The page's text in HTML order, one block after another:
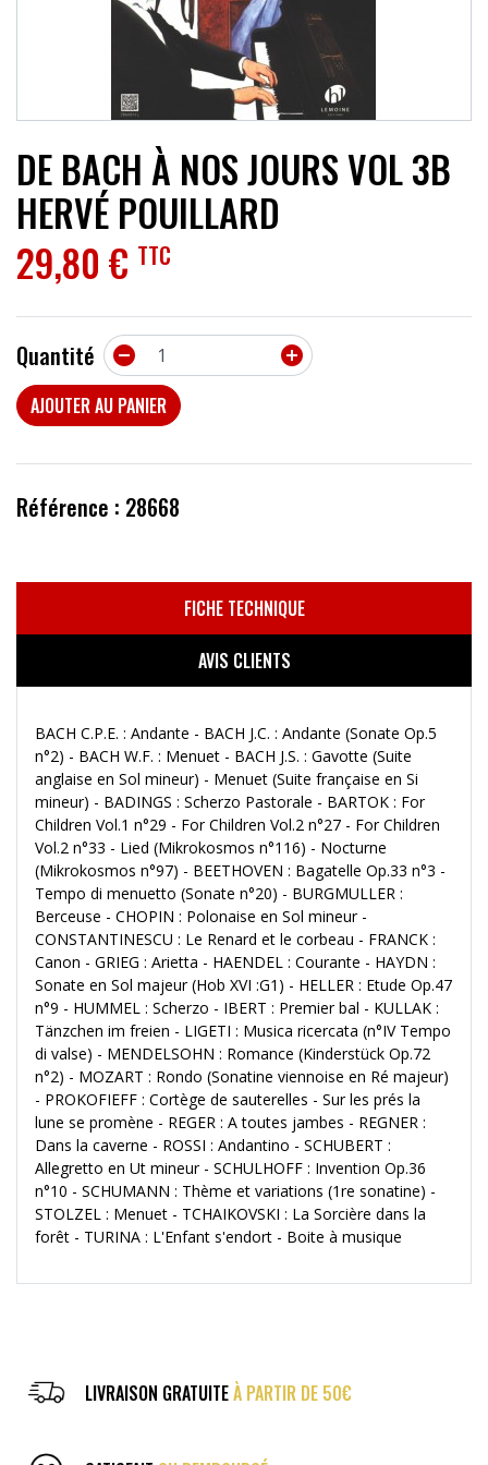
DE BACH À NOS JOURS VOL 3B
HERVÉ POUILLARD
29,80 € TTC
Quantité 

AJOUTER AU PANIER
Référence : 28668
FICHE TECHNIQUE
AVIS CLIENTS
BACH C.P.E. : Andante - BACH J.C. : Andante (Sonate Op.5
n°2) - BACH W.F. : Menuet - BACH J.S. : Gavotte (Suite
anglaise en Sol mineur) - Menuet (Suite française en Si
mineur) - BADINGS : Scherzo Pastorale - BARTOK : For
Children Vol.1 n°29 - For Children Vol.2 n°27 - For Children
Vol.2 n°33 - Lied (Mikrokosmos n°116) - Nocturne
(Mikrokosmos n°97) - BEETHOVEN : Bagatelle Op.33 n°3 -
Tempo di menuetto (Sonate n°20) - BURGMULLER :
Berceuse - CHOPIN : Polonaise en Sol mineur -
CONSTANTINESCU : Le Renard et le corbeau - FRANCK :
Canon - GRIEG : Arietta - HAENDEL : Courante - HAYDN :
Sonate en Sol majeur (Hob XVI :G1) - HELLER : Etude Op.47
n°9 - HUMMEL : Scherzo - IBERT : Premier bal - KULLAK :
Tänzchen im freien - LIGETI : Musica ricercata (n°IV Tempo
di valse) - MENDELSOHN : Romance (Kinderstück Op.72
n°2) - MOZART : Rondo (Sonatine viennoise en Ré majeur)
- PROKOFIEFF : Cortège de sauterelles - Sur les prés la
lune se promène - REGER : A toutes jambes - REGNER :
Dans la caverne - ROSSI : Andantino - SCHUBERT :
Allegretto en Ut mineur - SCHULHOFF : Invention Op.36
n°10 - SCHUMANN : Thème et variations (1re sonatine) -
STOLZEL : Menuet - TCHAIKOVSKI : La Sorcière dans la
forêt - TURINA : L'Enfant s'endort - Boite à musique
LIVRAISON GRATUITEÀ PARTIR DE 50€
ACCESSOIRES
EFFETS
PROMOTIONS